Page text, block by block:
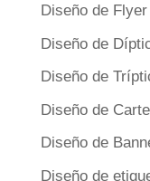
Diseño de Flyer
Diseño de
Diseño de
Diseño de
Diseño de
Diseño de